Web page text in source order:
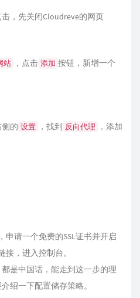
，先关闭Cloudreve的网页
站 ，点击 添加 按钮，新增一个
的 设置 ，找到 反向代理
，添加
申请一个免费的SSL证书并开启
接，进入控制台。
是中国话，能走到这一步的理
绍一下配置储存策略。